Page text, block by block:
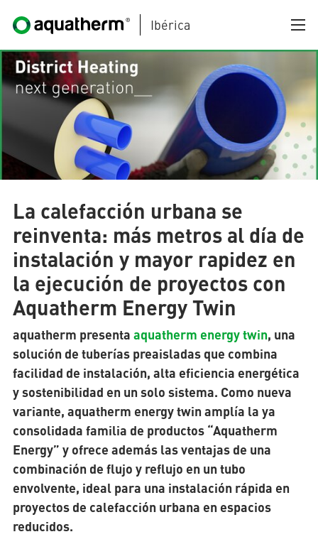
Skip to main content
Ibérica
AQUATHERM BLUE
AQUATHERM GREEN
AQUATHERM RED
AQUATHERM ENERGY
AQUATHERM SERVICES
Póngase
en
contacto
con
nosotros
Encontrar
socios
internacionales
Blog
Ayudas a la
Descargas
Noticias
La calefacción urbana se
reinventa: más metros al día de
instalación y mayor rapidez en
la ejecución de proyectos con
Aquatherm Energy Twin
aquatherm presentaaquatherm energy twin, una
solución de tuberías preaisladas que combina
facilidad de instalación, alta eficiencia energética
y sostenibilidad en un solo sistema. Como nueva
variante, aquatherm energy twin amplía la ya
consolidada familia de productos “Aquatherm
Energy” y ofrece además las ventajas de una
combinación de flujo y reflujo en un tubo
envolvente, ideal para una instalación rápida en
proyectos de calefacción urbana en espacios
reducidos.